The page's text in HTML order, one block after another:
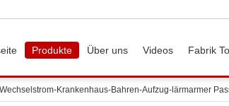
Produkte Über uns Videos Fabrik
Wechselstrom-Krankenhaus-Bahren-Aufzug-lärmarmer